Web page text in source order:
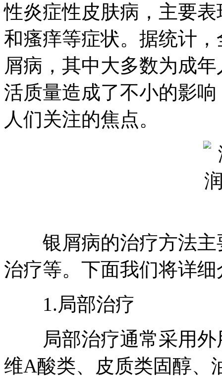
性炎症性皮肤病，主要
和瘙痒等症状。据统计
屑病，其中大多数为成
活质量造成了不小的影
人们关注的焦点。
银屑病的治疗方法主
治疗等。下面我们将详
1.局部治疗
局部治疗通常采用外
维A酸类、皮质类固醇、